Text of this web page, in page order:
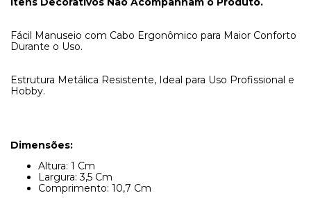
Fácil Manuseio com Cabo Ergonômico para Maior Conforto
Durante o Uso.
Estrutura Metálica Resistente, Ideal para Uso Profissional e
Hobby.
Dimensões:
Altura: 1 Cm
Largura: 3,5 Cm
Comprimento: 10,7 Cm